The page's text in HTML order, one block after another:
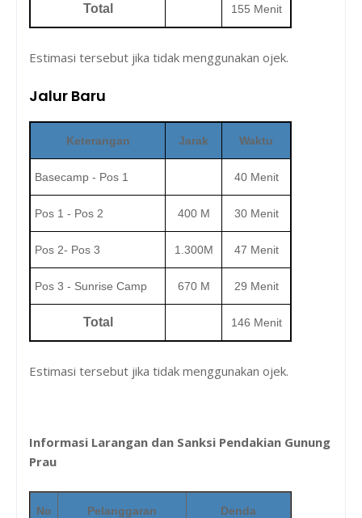
Total 155 Menit
Estimasi tersebut jika tidak menggunakan ojek.
Jalur Baru
Keterangan Jarak Waktu
Basecamp - Pos 1 40 Menit
Pos 1 - Pos 2 400 M 30 Menit
Pos 2- Pos 3 1.300M 47 Menit
Pos 3 - Sunrise Camp 670 M 29 Menit
Total 146 Menit
Estimasi tersebut jika tidak menggunakan ojek.
Informasi Larangan dan Sanksi Pendakian Gunung
Prau
No Pelanggaran Denda